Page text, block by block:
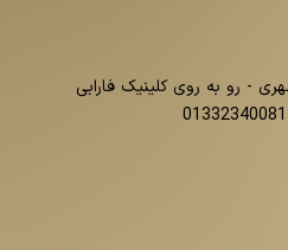
- رو به روی کلینیک فارابی
01332340081